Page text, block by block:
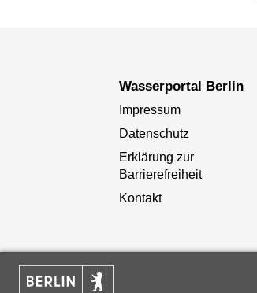
Wasserportal Berlin
Impressum
Datenschutz
Erklärung zur
Barrierefreiheit
Kontakt